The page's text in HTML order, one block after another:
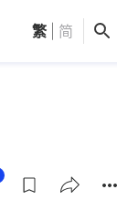
觀點 健康
繁 简